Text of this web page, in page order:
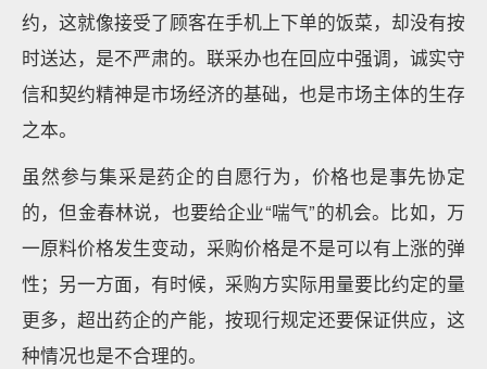
约，这就像接受了顾客在手机上下单的饭菜，却没有按
时送达，是不严肃的。联采办也在回应中强调，诚实守
信和契约精神是市场经济的基础，也是市场主体的生存
之本。
虽然参与集采是药企的自愿行为，价格也是事先协定
的，但金春林说，也要给企业“喘气”的机会。比如，万
一原料价格发生变动，采购价格是不是可以有上涨的弹
性；另一方面，有时候，采购方实际用量要比约定的量
更多，超出药企的产能，按现行规定还要保证供应，这
种情况也是不合理的。